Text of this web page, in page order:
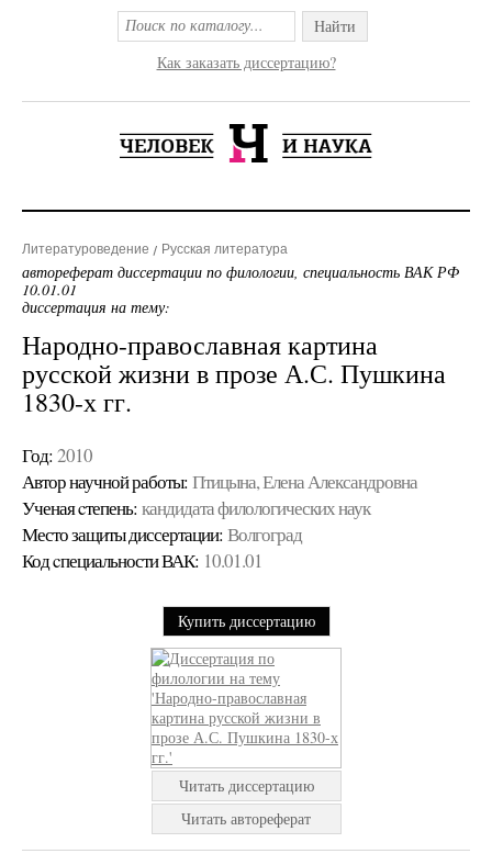
Найти
Как заказать диссертацию?
Литературоведение Русская литература
автореферат диссертации по филологии, специальность ВАК РФ
10.01.01
диссертация на тему:
Народно-православная картина
русской жизни в прозе А.С. Пушкина
1830-х гг.
Год: 2010
Автор научной работы: Птицына, Елена Александровна
Ученая cтепень: кандидата филологических наук
Место защиты диссертации: Волгоград
Код cпециальности ВАК: 10.01.01
Купить диссертацию
Читать диссертацию
Читать автореферат